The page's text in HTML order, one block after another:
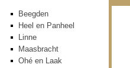
Beegden
Heel en Panheel
Linne
Maasbracht
Ohé en Laak